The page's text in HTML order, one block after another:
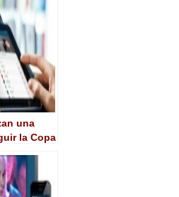
una
la Copa